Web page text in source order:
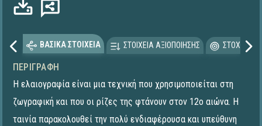
ΒΑΣΙΚΑ ΣΤΟΙΧΕΙΑ ΣΤΟΙΧΕΙΑ ΑΞΙΟΠΟΙΗΣΗΣ
ΠΕΡΙΓΡΑΦΉ
Η ελαιογραφία είναι μια τεχνική που χρησιμοποιείται στη
ζωγραφική και που οι ρίζες της φτάνουν στον 12ο αιώνα. Η
ταινία παρακολουθεί την πολύ ενδιαφέρουσα και υπεύθυνη